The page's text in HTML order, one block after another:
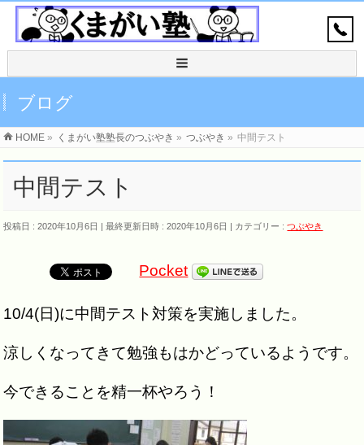
ブログ
HOME » くまがい塾塾長のつぶやき » つぶやき » 中間テスト
中間テスト
投稿日 : 2020年10月6日 最終更新日時 : 2020年10月6日 カテゴリー :つぶやき
Pocket
10/4(日)に中間テスト対策を実施しました。
涼しくなってきて勉強もはかどっているようです。
今できることを精一杯やろう！